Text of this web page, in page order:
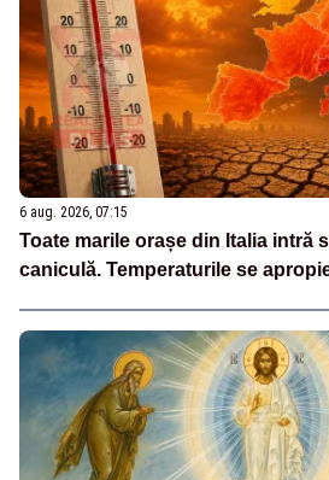
6 aug. 2026, 07:15
Toate marile orașe din Italia intră
caniculă. Temperaturile se